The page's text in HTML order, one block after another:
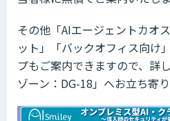
その他「AIエージェントカオ
ット」「バックオフィス向け
プもご案内できますので、詳
ゾーン：DG-18」へお立ち寄り